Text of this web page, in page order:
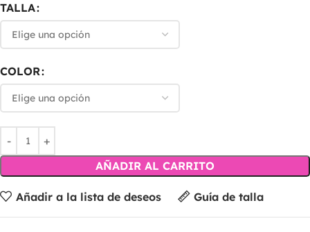
TALLA
COLOR
AÑADIR AL CARRITO
Añadir a la lista de deseos Guía de talla